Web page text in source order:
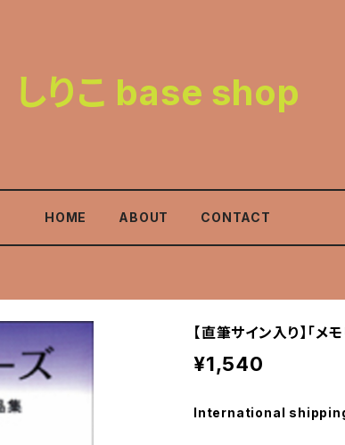
しりこ base shop
HOME ABOUT CONTACT
【直筆サイン入り】「メ
¥1,540
International